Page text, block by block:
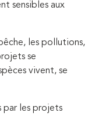
sensibles aux
les pollutions,
se
vivent, se
par les projets